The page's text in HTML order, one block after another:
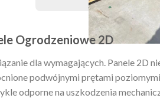
Ogrodzeniowe 2D
dla wymagających. Panele 2D
podwójnymi prętami
odporne na uszkodzenia